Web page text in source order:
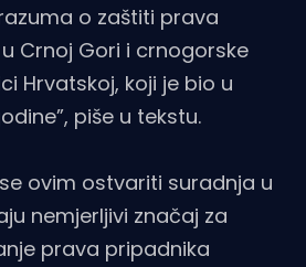
o zaštiti prava
Crnoj Gori i crnogorske
Hrvatskoj, koji je bio u
piše u tekstu.
ovim ostvariti suradnja u
nemjerljivi značaj za
prava pripadnika